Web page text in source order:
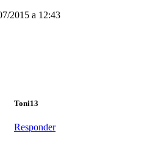
2015 a 12:43
Toni13
Responder